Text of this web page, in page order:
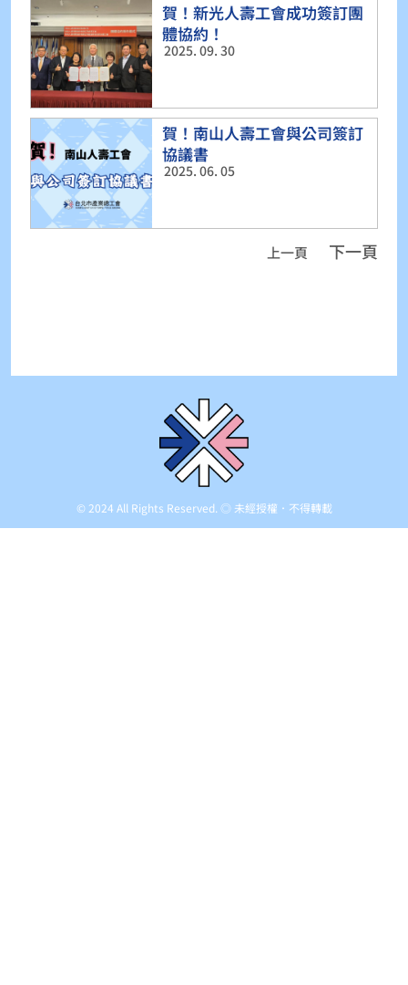
賀！新光人壽工會成功簽訂團
體協約！
2025. 09. 30
賀！南山人壽工會與公司簽訂
協議書
2025. 06. 05
上一頁 下一頁
© 2024 All Rights Reserved. ◎ 未經授權．不得轉載